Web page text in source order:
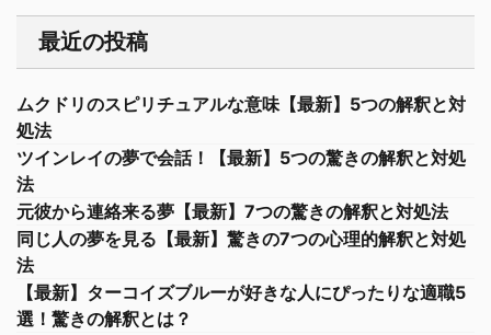
最近の投稿
ムクドリのスピリチュアルな意味【最新】5つの解釈と対
処法
ツインレイの夢で会話！【最新】5つの驚きの解釈と対処
法
元彼から連絡来る夢【最新】7つの驚きの解釈と対処法
同じ人の夢を見る【最新】驚きの7つの心理的解釈と対処
法
【最新】ターコイズブルーが好きな人にぴったりな適職5
選！驚きの解釈とは？